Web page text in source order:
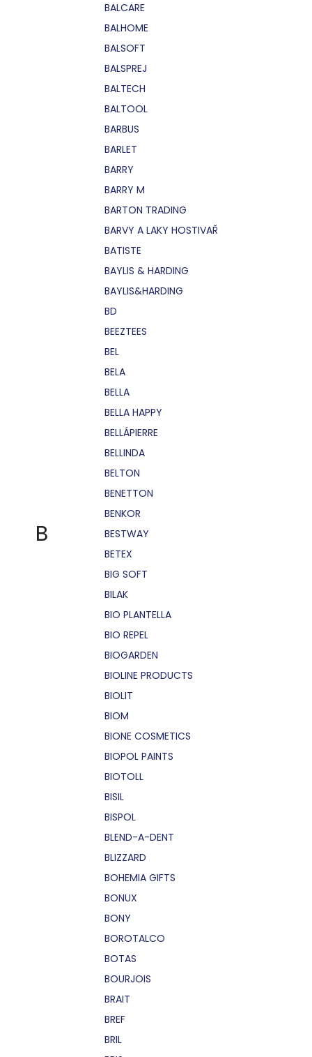
B
BALCARE
BALHOME
BALSOFT
BALSPREJ
BALTECH
BALTOOL
BARBUS
BARLET
BARRY
BARRY M
BARTON TRADING
BARVY A LAKY HOSTIVAŘ
BATISTE
BAYLIS & HARDING
BAYLIS&HARDING
BD
BEEZTEES
BEL
BELA
BELLA
BELLA HAPPY
BELLÁPIERRE
BELLINDA
BELTON
BENETTON
BENKOR
BESTWAY
BETEX
BIG SOFT
BILAK
BIO PLANTELLA
BIO REPEL
BIOGARDEN
BIOLINE PRODUCTS
BIOLIT
BIOM
BIONE COSMETICS
BIOPOL PAINTS
BIOTOLL
BISIL
BISPOL
BLEND-A-DENT
BLIZZARD
BOHEMIA GIFTS
BONUX
BONY
BOROTALCO
BOTAS
BOURJOIS
BRAIT
BREF
BRIL